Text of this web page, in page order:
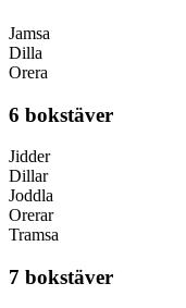
Jamsa
Dilla
Orera
6 bokstäver
Jidder
Dillar
Joddla
Orerar
Tramsa
7 bokstäver